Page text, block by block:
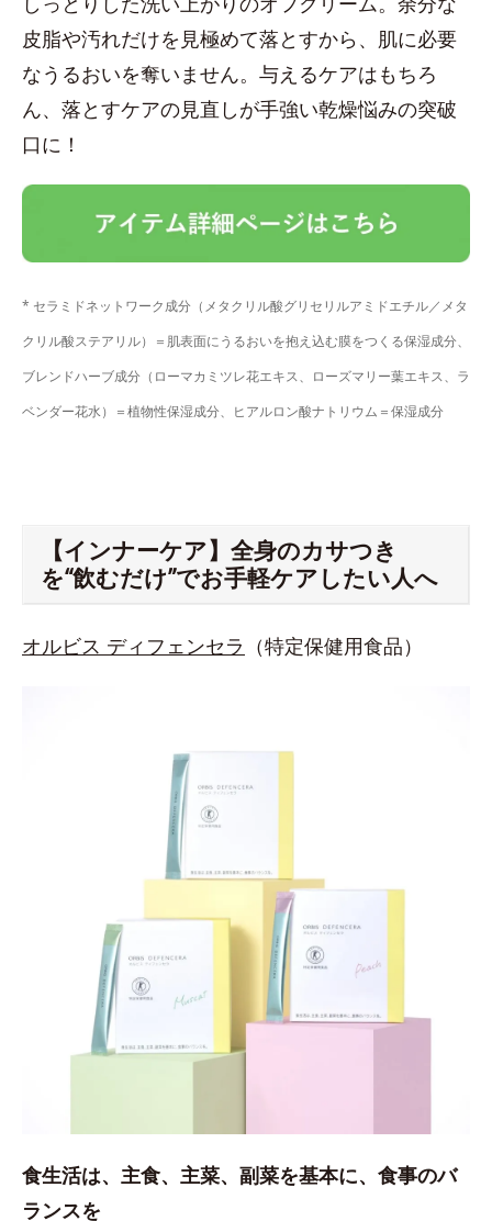
皮脂や汚れだけを見極めて落とすから、肌に必要
なうるおいを奪いません。与えるケアはもちろ
ん、落とすケアの見直しが手強い乾燥悩みの突破
口に！
* セラミドネットワーク成分（メタクリル酸グリセリルアミドエチル／メタ
クリル酸ステアリル）＝肌表面にうるおいを抱え込む膜をつくる保湿成分、
ブレンドハーブ成分（ローマカミツレ花エキス、ローズマリー葉エキス、ラ
ベンダー花水）＝植物性保湿成分、ヒアルロン酸ナトリウム＝保湿成分
【インナーケア】全身のカサつき
を“飲むだけ”でお手軽ケアしたい人へ
オルビス ディフェンセラ （特定保健用食品）
食生活は、主食、主菜、副菜を基本に、食事のバ
ランスを